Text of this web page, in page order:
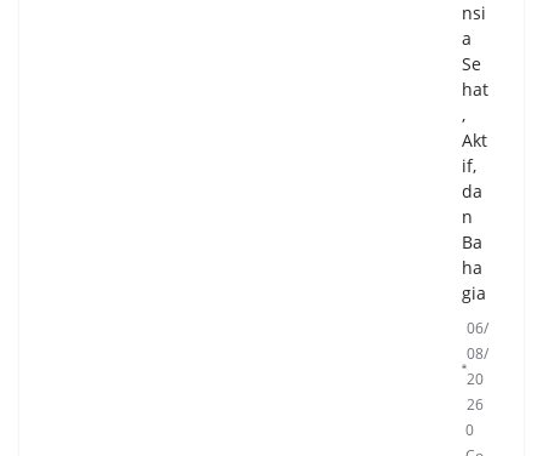
nsi
a
Se
hat
,
Akt
if,
da
n
Ba
ha
gia
06/
08/
20
26
0